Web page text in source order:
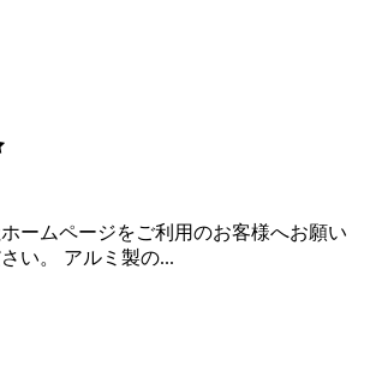
ームページをご利用のお客様へお願い
い。 アルミ製の...